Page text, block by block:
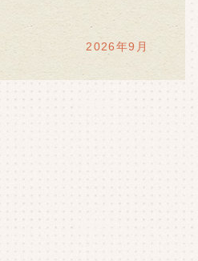
2026年9月